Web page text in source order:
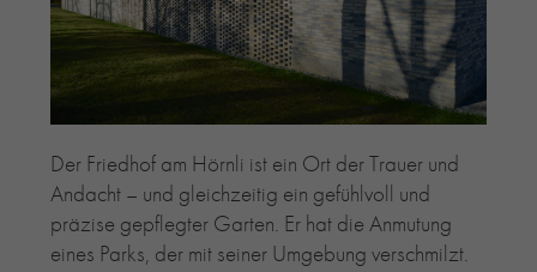
RECYCLING-ZIEGEL
RE-USE-ZIEGEL
GLASUR-ZIEGEL
RE-USE-MÖRTEL
FASSADENPLANUNG (SCHWEIZ)
PRIVATKUNDEN
ÜBER UNS
BLOG
Der Friedhof am Hörnli ist ein Ort der Trauer und
Andacht – und gleichzeitig ein gefühlvoll und
präzise gepflegter Garten. Er hat die Anmutung
eines Parks, der mit seiner Umgebung verschmilzt.